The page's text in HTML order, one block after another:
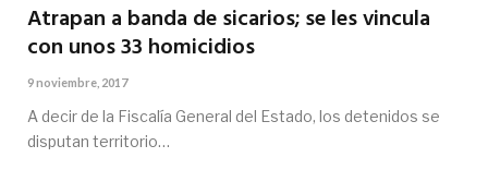
Atrapan a banda de sicarios; se les vincula
con unos 33 homicidios
9 noviembre, 2017
A decir de la Fiscalía General del Estado, los detenidos se
disputan territorio…